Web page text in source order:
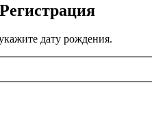
дату рождения.